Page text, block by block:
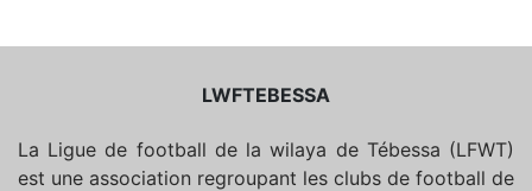
LWFTEBESSA
La Ligue de football de la wilaya de Tébessa (LFWT)
est une association regroupant les clubs de football de